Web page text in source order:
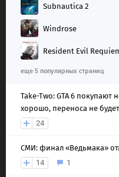
Subnautica 2
Windrose
Resident Evil
еще 5 популярных страниц
Take-Two: GTA 6 покупают
хорошо, переноса не будет
24
СМИ: финал «Ведьмака»
14
1